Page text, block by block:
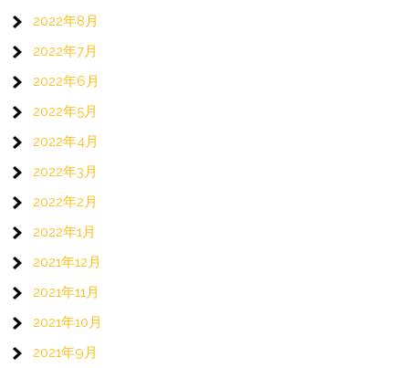
2022年8月
2022年7月
2022年6月
2022年5月
2022年4月
2022年3月
2022年2月
2022年1月
2021年12月
2021年11月
2021年10月
2021年9月